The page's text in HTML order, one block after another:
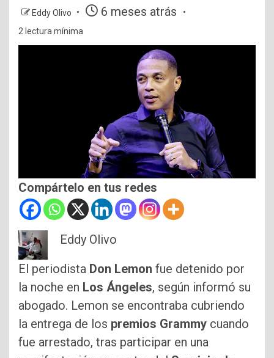
Eddy Olivo 6 meses atrás
2 lectura mínima
Compártelo en tus redes
Eddy Olivo
El periodista Don Lemon fue detenido por
la noche en Los Ángeles, según informó su
abogado. Lemon se encontraba cubriendo
la entrega de los premios Grammy cuando
fue arrestado, tras participar en una